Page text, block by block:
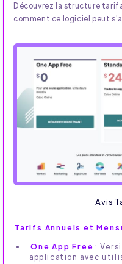
Découvrez la structure
comment ce logiciel peut
Avis
Tarifs Annuels et
One App Free :
application avec